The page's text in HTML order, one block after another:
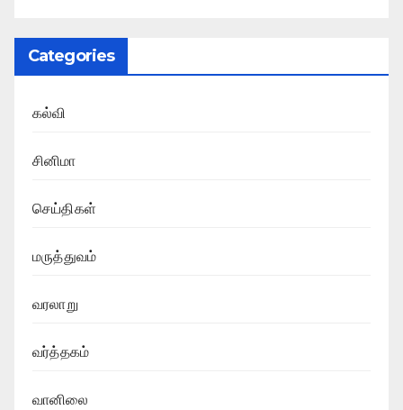
Categories
கல்வி
சினிமா
செய்திகள்
மருத்துவம்
வரலாறு
வர்த்தகம்
வானிலை